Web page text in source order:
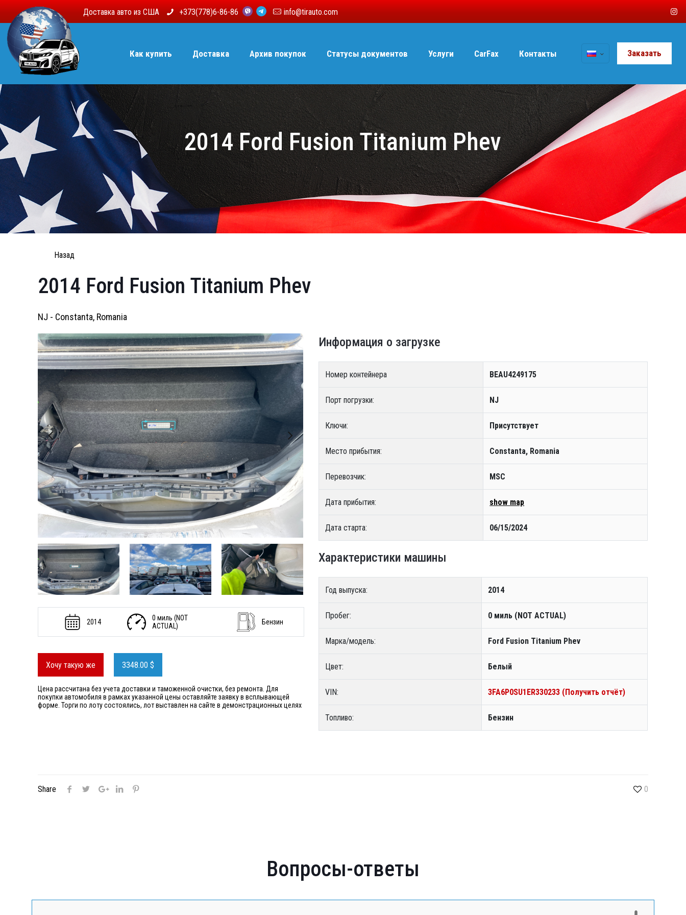
Доставка авто из США +373(778)6-86-86 info@tirauto.com
Как купить Доставка Архив покупок Статусы документов Услуги CarFax Контакты Заказать
2014 Ford Fusion Titanium Phev
Назад
2014 Ford Fusion Titanium Phev
NJ - Constanta, Romania
2014
0 миль (NOT
ACTUAL)
Бензин
Хочу такую же 3348.00 $
Цена рассчитана без учета доставки и таможенной очистки, без ремонта. Для
покупки автомобиля в рамках указанной цены оставляйте заявку в всплывающей
форме. Торги по лоту состоялись, лот выставлен на сайте в демонстрационных целях
Информация о загрузке
Номер контейнера BEAU4249175
Порт погрузки: NJ
Ключи: Присутствует
Место прибытия: Constanta, Romania
Перевозчик: MSC
Дата прибытия: show map
Дата старта: 06/15/2024
Характеристики машины
Год выпуска: 2014
Пробег: 0 миль (NOT ACTUAL)
Марка/модель: Ford Fusion Titanium Phev
Цвет: Белый
VIN: 3FA6P0SU1ER330233 (Получить отчёт)
Топливо: Бензин
Share 0
Вопросы-ответы